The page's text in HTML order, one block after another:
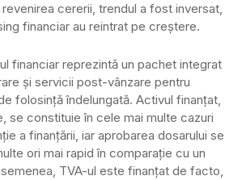
cererii, trendul a fost inversat,
financiar au reintrat pe creștere.
financiar reprezintă un pachet integrat
şi servicii post-vânzare pentru
folosinţă îndelungată. Activul finanţat,
se constituie în cele mai multe cazuri
a finanţării, iar aprobarea dosarului se
ori mai rapid în comparaţie cu un
TVA-ul este finanţat de facto,